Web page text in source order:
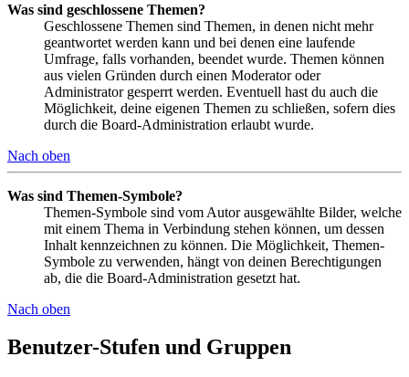
Was sind geschlossene Themen?
Geschlossene Themen sind Themen, in denen nicht mehr
geantwortet werden kann und bei denen eine laufende
Umfrage, falls vorhanden, beendet wurde. Themen können
aus vielen Gründen durch einen Moderator oder
Administrator gesperrt werden. Eventuell hast du auch die
Möglichkeit, deine eigenen Themen zu schließen, sofern dies
durch die Board-Administration erlaubt wurde.
Nach oben
Was sind Themen-Symbole?
Themen-Symbole sind vom Autor ausgewählte Bilder, welche
mit einem Thema in Verbindung stehen können, um dessen
Inhalt kennzeichnen zu können. Die Möglichkeit, Themen-
Symbole zu verwenden, hängt von deinen Berechtigungen
ab, die die Board-Administration gesetzt hat.
Nach oben
Benutzer-Stufen und Gruppen